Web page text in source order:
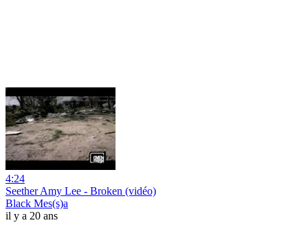
4:24
Seether Amy Lee - Broken (vidéo)
Black Mes(s)a
il y a 20 ans